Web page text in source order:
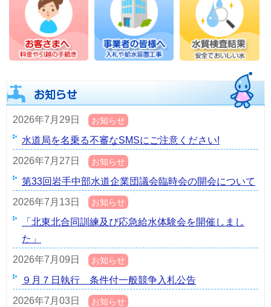
2026年7月29日 お知らせ
水道局を名乗る不審なSMSにご注意ください!
2026年7月27日
お知らせ
第33回岩手中部水道企業団議会臨時会の開会について
2026年7月13日
お知らせ
「北東北合同訓練及び応急給水体験会を開催しまし
た」
2026年7月09日
お知らせ
９月７日執行 条件付一般競争入札公告
2026年7月03日
お知らせ